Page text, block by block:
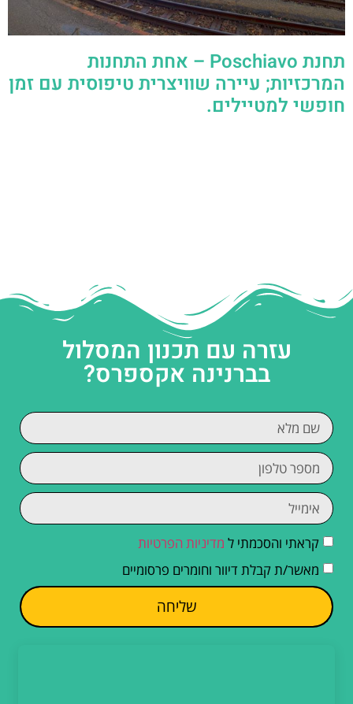
תחנת Poschiavo – אחת התחנות
המרכזיות; עיירה שוויצרית טיפוסית עם זמן
חופשי למטיילים.
עזרה עם תכנון המסלול
בברנינה אקספרס?
קראתי והסכמתי ל מדיניות הפרטיות
מאשר/ת קבלת דיוור וחומרים פרסומיים
שליחה